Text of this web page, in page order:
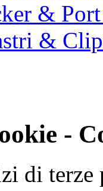
&
&
-
di terze